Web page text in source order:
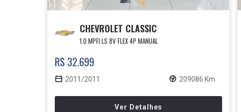
CHEVROLET CLASSIC
1.0 MPFI LS 8V FLEX 4P MANUAL
R$ 32.699
2011/2011 209086 Km
Ver Detalhes